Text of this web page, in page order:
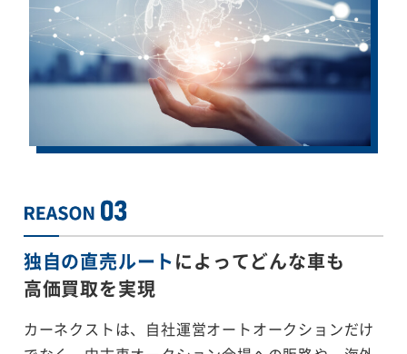
独自の直売ルートによってどんな車も
高価買取を実現
カーネクストは、自社運営オートオークションだけ